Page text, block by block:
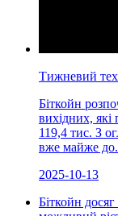
Тижневий
Біткойн
вихідних,
119,4 тис. З
вже майже
2025-10-13
Біткойн